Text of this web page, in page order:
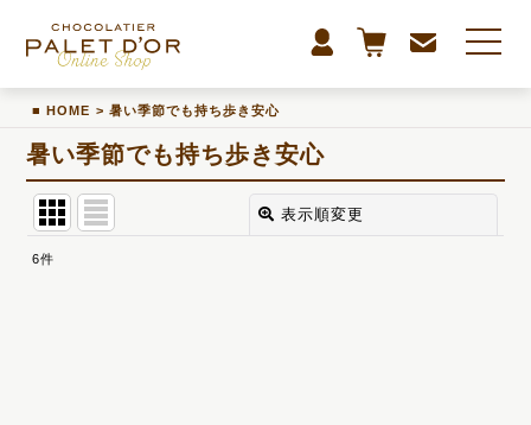
HOME > 暑い季節でも持ち歩き安心
暑い季節でも持ち歩き安心
表示順変更
6件